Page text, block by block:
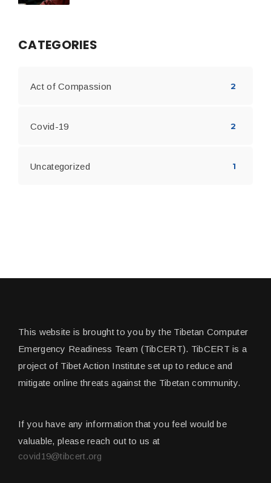
CATEGORIES
Act of Compassion 2
Covid-19 2
Uncategorized 1
This website is brought to you by the Tibetan Computer
Emergency Readiness Team (TibCERT). TibCERT is a
project of Tibet Action Institute set up to reduce and
mitigate online threats against the Tibetan community.
If you have any information that you feel would be
valuable, please reach out to us at
covid19@tibcert.org